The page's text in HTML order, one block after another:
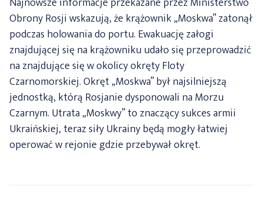
Obrony Rosji wskazują, że krążownik „Moskwa” zatonął
podczas holowania do portu. Ewakuację załogi
znajdującej się na krążowniku udało się przeprowadzić
na znajdujące się w okolicy okręty Floty
Czarnomorskiej. Okręt „Moskwa” był najsilniejszą
jednostką, którą Rosjanie dysponowali na Morzu
Czarnym. Utrata „Moskwy” to znaczący sukces armii
Ukraińskiej, teraz siły Ukrainy będą mogły łatwiej
operować w rejonie gdzie przebywał okręt.